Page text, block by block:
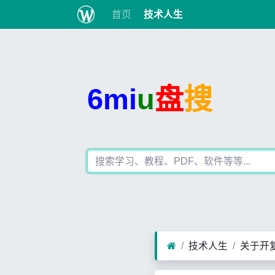
首页 技术人生
6miu盘搜
技术人生 关于开